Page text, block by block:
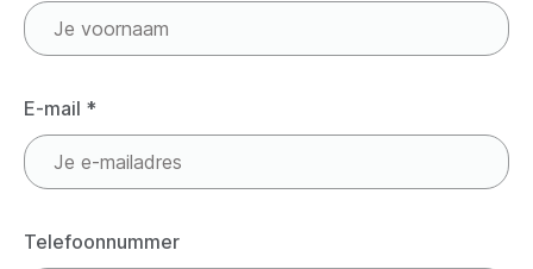
E-mail *
Telefoonnummer